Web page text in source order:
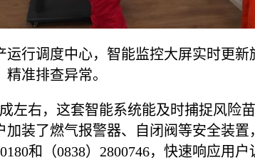
行调度中心，智能监控大屏实时更新
准排查异常。
左右，这套智能系统能及时捕捉风险
装了燃气报警器、自闭阀等安全装
和（0838）2800746，快速响应用户